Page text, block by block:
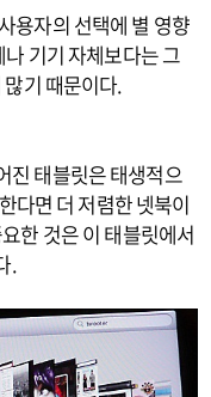
용자의 선택에 별 영향
기기 자체보다는 그
기 때문이다.
진 태블릿은 태생적으
다면 더 저렴한 넷북이
한 것은 이 태블릿에서
.